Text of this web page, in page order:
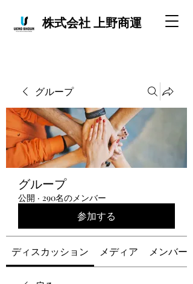
株式会社 上野商運
グループ
グループ
公開 · 290名のメンバー
参加する
ディスカッション メディア メンバー